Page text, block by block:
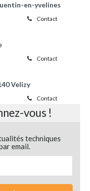
en-yvelines
Contact
Contact
Velizy
Contact
vous !
techniques
email.